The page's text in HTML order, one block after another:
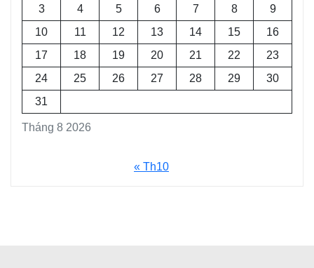
Tháng 8 2026
3
4 5 6 7 8
9
10
11 12 13 14 15
16
17
18 19 20 21 22
23
24
25 26 27 28 29
30
31
« Th10